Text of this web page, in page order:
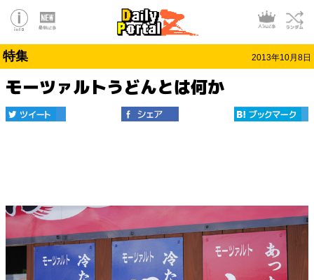
特集 2013年10月8日
モーツァルトうどんとは何か